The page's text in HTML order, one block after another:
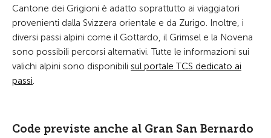
Cantone dei Grigioni è adatto soprattutto ai viaggiatori
provenienti dalla Svizzera orientale e da Zurigo. Inoltre, i
diversi passi alpini come il Gottardo, il Grimsel e la Novena
sono possibili percorsi alternativi. Tutte le informazioni sui
valichi alpini sono disponibili sul portale TCS dedicato ai
passi
Code previste anche al Gran San Bernardo